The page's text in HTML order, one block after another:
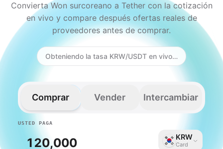
Convierta Won surcoreano a Tether con la cotización
en vivo y compare después ofertas reales de
proveedores antes de comprar.
Obteniendo la tasa KRW/USDT en vivo…
Comprar Vender Intercambiar
USTED PAGA
KRW
Card